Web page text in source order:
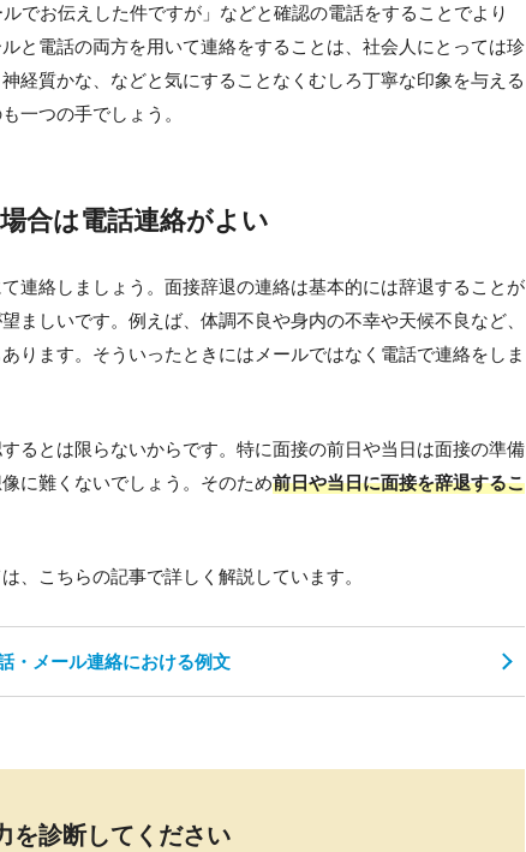
でお伝えした件ですが」などと確認の電話をすることでより
と電話の両方を用いて連絡をすることは、社会人にとっては珍
経質かな、などと気にすることなくむしろ丁寧な印象を与える
一つの手でしょう。
合は電話連絡がよい
連絡しましょう。面接辞退の連絡は基本的には辞退することが
ましいです。例えば、体調不良や身内の不幸や天候不良など、
ります。そういったときにはメールではなく電話で連絡をしま
るとは限らないからです。特に面接の前日や当日は面接の準備
に難くないでしょう。そのため前日や当日に面接を辞退するこ
、こちらの記事で詳しく解説しています。
・メール連絡における例文
を診断してください